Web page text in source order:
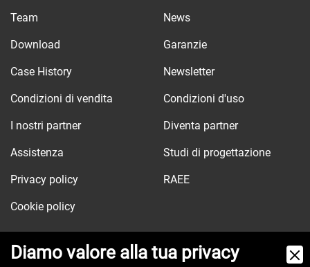
Team News
Download Garanzie
Case History Newsletter
Condizioni di vendita Condizioni d'uso
I nostri partner Diventa partner
Assistenza Studi di progettazione
Privacy policy RAEE
Cookie policy
Diamo valore alla tua privacy